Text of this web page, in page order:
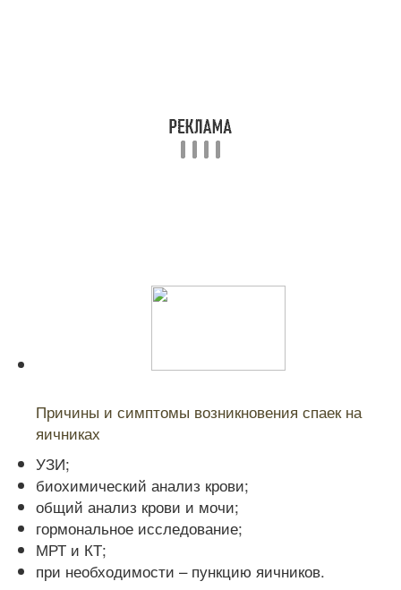
Причины и симптомы возникновения спаек на
яичниках
УЗИ;
биохимический анализ крови;
общий анализ крови и мочи;
гормональное исследование;
МРТ и КТ;
при необходимости – пункцию яичников.